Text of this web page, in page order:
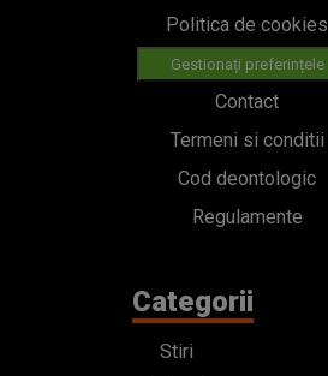
Politica de cookies
Gestionați preferințele
Contact
Termeni si conditii
Cod deontologic
Regulamente
Categorii
Stiri